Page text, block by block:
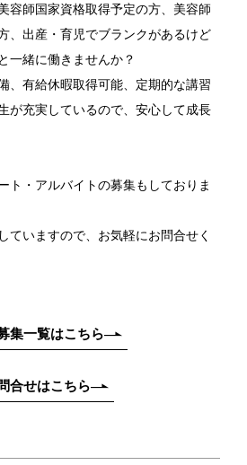
容師国家資格取得予定の方、美容師
、出産・育児でブランクがあるけど
一緒に働きませんか？
、有給休暇取得可能、定期的な講習
が充実しているので、安心して成長
ト・アルバイトの募集もしておりま
ていますので、お気軽にお問合せく
集一覧はこちら
合せはこちら